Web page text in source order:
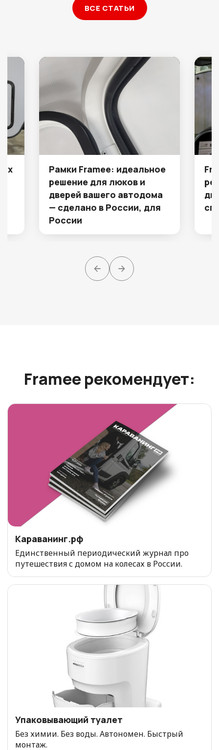
ВСЕ СТАТЬИ
Рамки Framee: идеальное
решение для люков и
дверей вашего автодома
— сделано в России, для
России
Framee рекомендует:
Караванинг.рф
Единственный периодический журнал про
путешествия с домом на колесах в России.
Упаковывающий туалет
Без химии. Без воды. Автономен. Быстрый
монтаж.